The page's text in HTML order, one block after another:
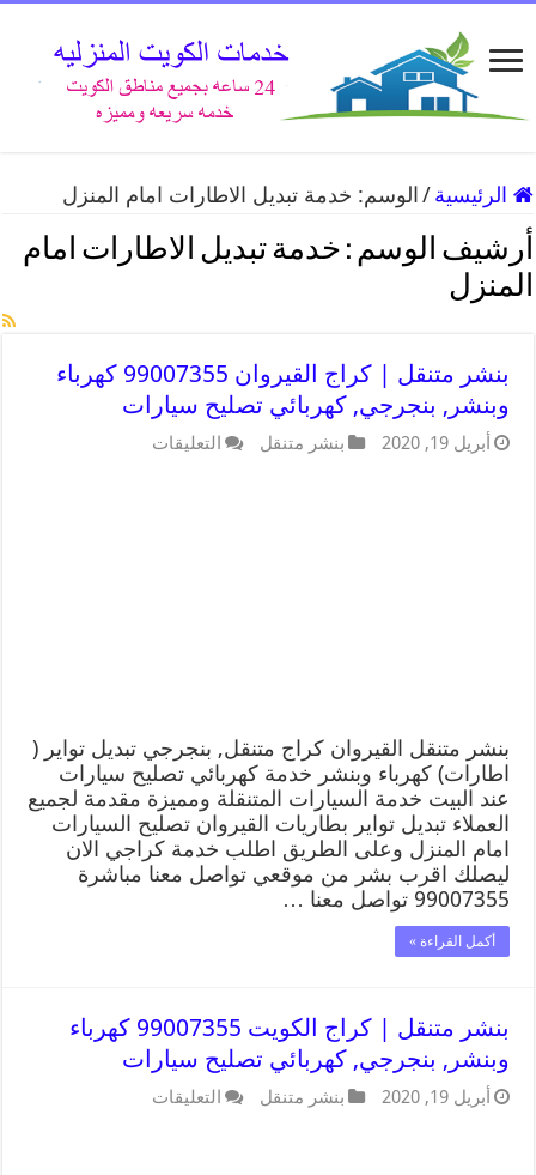
الرئيسية / الوسم: خدمة تبديل الاطارات امام المنزل
أرشيف الوسم : خدمة تبديل الاطارات امام
المنزل
بنشر متنقل | كراج القيروان 99007355 كهرباء
وبنشر, بنجرجي, كهربائي تصليح سيارات
أبريل 19, 2020 بنشر متنقل التعليقات
بنشر متنقل القيروان كراج متنقل, بنجرجي تبديل تواير (
اطارات) كهرباء وبنشر خدمة كهربائي تصليح سيارات
عند البيت خدمة السيارات المتنقلة ومميزة مقدمة لجميع
العملاء تبديل تواير بطاريات القيروان تصليح السيارات
امام المنزل وعلى الطريق اطلب خدمة كراجي الان
ليصلك اقرب بشر من موقعي تواصل معنا مباشرة
99007355 تواصل معنا …
أكمل القراءة »
بنشر متنقل | كراج الكويت 99007355 كهرباء
وبنشر, بنجرجي, كهربائي تصليح سيارات
أبريل 19, 2020 بنشر متنقل التعليقات